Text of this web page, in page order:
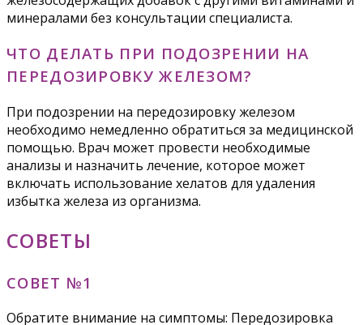
минералами без консультации специалиста.
ЧТО ДЕЛАТЬ ПРИ ПОДОЗРЕНИИ НА
ПЕРЕДОЗИРОВКУ ЖЕЛЕЗОМ?
При подозрении на передозировку железом
необходимо немедленно обратиться за медицинской
помощью. Врач может провести необходимые
анализы и назначить лечение, которое может
включать использование хелатов для удаления
избытка железа из организма.
СОВЕТЫ
СОВЕТ №1
Обратите внимание на симптомы: Передозировка